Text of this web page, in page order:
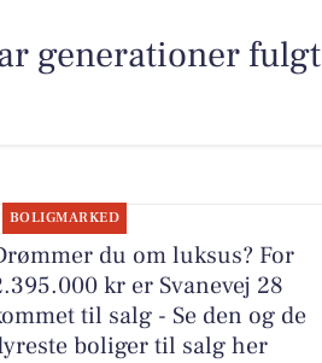
generationer fulgt
BOLIGMARKED
du om luksus? For
kr er Svanevej 28
til salg - Se den og de
boliger til salg her